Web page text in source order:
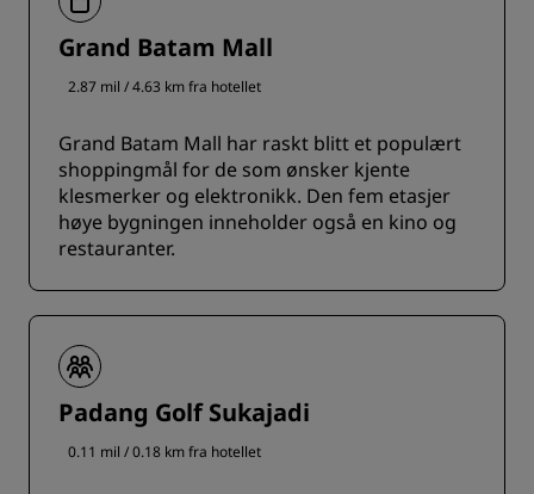
Grand Batam Mall
2.87 mil / 4.63 km fra hotellet
Grand Batam Mall har raskt blitt et populært
shoppingmål for de som ønsker kjente
klesmerker og elektronikk. Den fem etasjer
høye bygningen inneholder også en kino og
restauranter.
Padang Golf Sukajadi
0.11 mil / 0.18 km fra hotellet